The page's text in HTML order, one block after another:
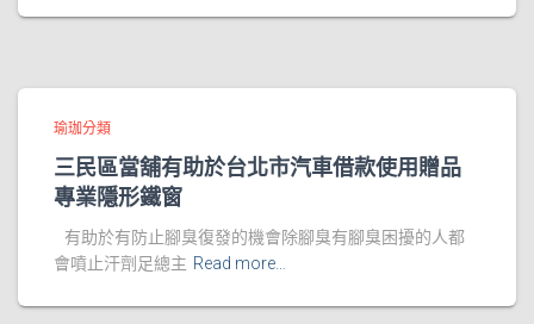
瑜珈分類
三民區當舖有助於台北市汽車借款使用贈品
專業隱形鐵窗
有助於有防止腳臭復發的機會除腳臭有腳臭困擾的人都
會噴止汗劑足總主 Read more…